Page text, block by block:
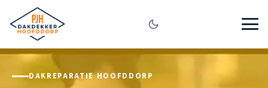
DAKREPARATIE HOOFDDORP